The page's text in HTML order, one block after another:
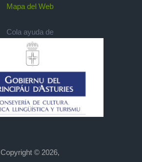
Mapa del Web
Cola ayuda de
Copyright © 2026,